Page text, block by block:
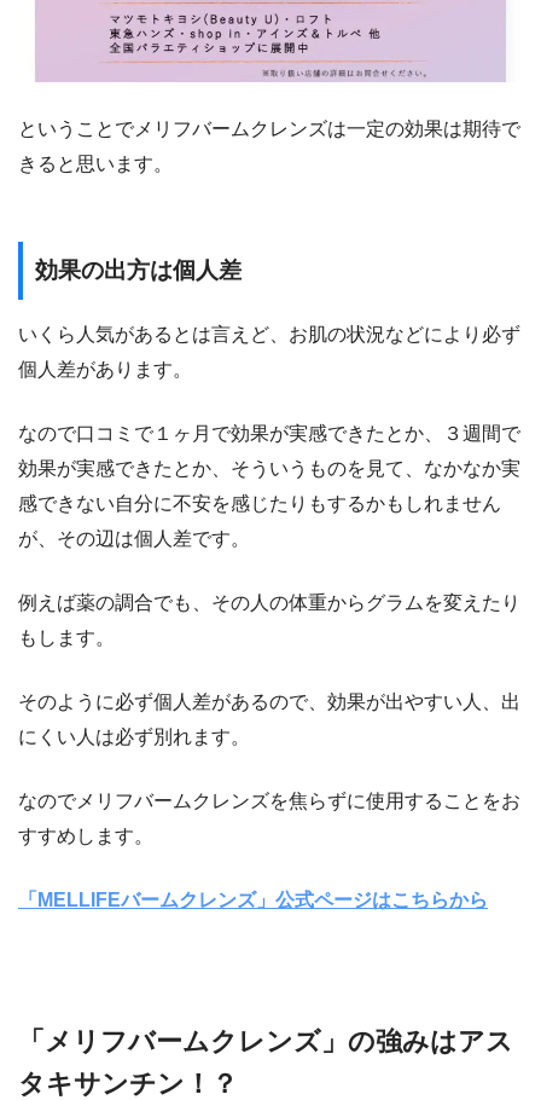
ということでメリフバームクレンズは一定の効果は期待で
きると思います。
効果の出方は個人差
いくら人気があるとは言えど、お肌の状況などにより必ず
個人差があります。
なので口コミで１ヶ月で効果が実感できたとか、３週間で
効果が実感できたとか、そういうものを見て、なかなか実
感できない自分に不安を感じたりもするかもしれません
が、その辺は個人差です。
例えば薬の調合でも、その人の体重からグラムを変えたり
もします。
そのように必ず個人差があるので、効果が出やすい人、出
にくい人は必ず別れます。
なのでメリフバームクレンズを焦らずに使用することをお
すすめします。
「MELLIFEバームクレンズ」公式ページはこちらから
「メリフバームクレンズ」の強みはアス
タキサンチン！？